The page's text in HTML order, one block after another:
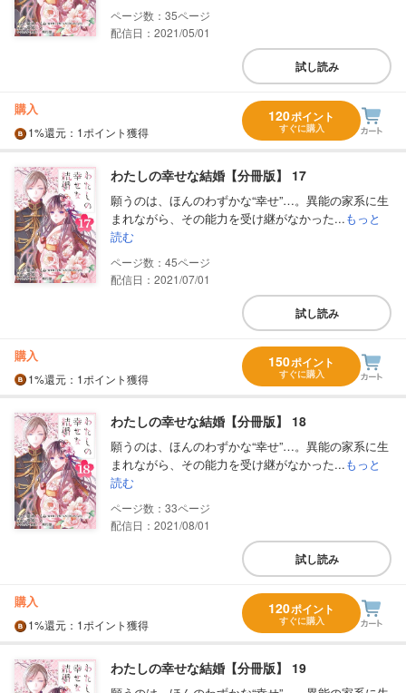
35
配信日：2021/05/01
試し読み
購入
1%還元 ：1ポイント獲得
120ポイント
すぐに購入
わたしの幸せな結婚【分冊版】 17
願うのは、ほんのわずかな“幸せ”…。異能の家系に生
まれながら、その能力を受け継がなかった...もっと
読む
45
配信日：2021/07/01
試し読み
購入
1%還元 ：1ポイント獲得
150ポイント
すぐに購入
わたしの幸せな結婚【分冊版】 18
願うのは、ほんのわずかな“幸せ”…。異能の家系に生
まれながら、その能力を受け継がなかった...もっと
読む
33
配信日：2021/08/01
試し読み
購入
1%還元 ：1ポイント獲得
120ポイント
すぐに購入
わたしの幸せな結婚【分冊版】 19